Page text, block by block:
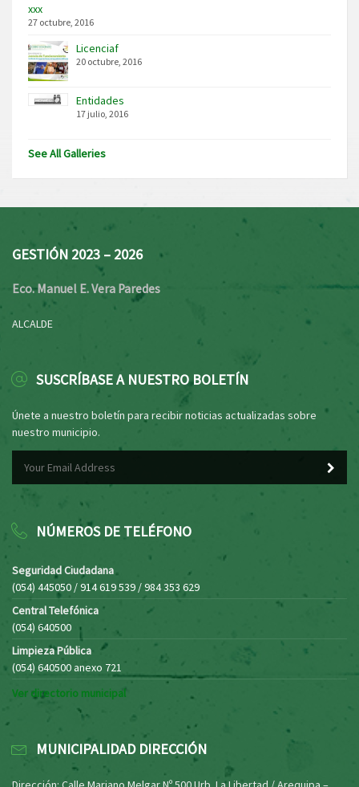
xxx
27 octubre, 2016
Licenciaf
20 octubre, 2016
Entidades
17 julio, 2016
See All Galleries
GESTIÓN 2023 – 2026
Eco. Manuel E. Vera Paredes
ALCALDE
SUSCRÍBASE A NUESTRO BOLETÍN
Únete a nuestro boletín para recibir noticias actualizadas sobre
nuestro municipio.
NÚMEROS DE TELÉFONO
Seguridad Ciudadana
(054) 445050 / 914 619 539 / 984 353 629
Central Telefónica
(054) 640500
Limpieza Pública
(054) 640500 anexo 721
Ver directorio municipal
MUNICIPALIDAD DIRECCIÓN